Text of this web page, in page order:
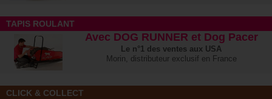
TAPIS ROULANT
Avec DOG RUNNER et Dog Pacer
Le n°1 des ventes aux USA
Morin, distributeur exclusif en France
CLICK & COLLECT